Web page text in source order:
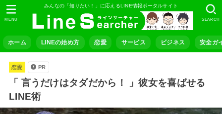
みんなの「知りたい！」に応えるLINE情報ポータルサイト
ホーム LINEの始め方 恋愛 サービス ビジネス 安全ガ
SEARCH
MENU
恋愛 PR
「 言うだけはタダだから！ 」彼女を喜ばせる
LINE術